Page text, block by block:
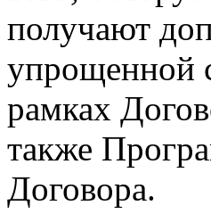
получают
упрощенной
рамках
также
Договора.